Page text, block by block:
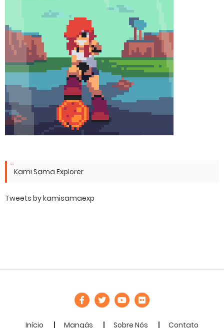
Kami Sama Explorer
Tweets by kamisamaexp
Início Mangás Sobre Nós Contato